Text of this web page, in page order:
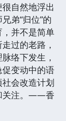
自然地浮出
弟“归位”的
并不是简单
过的老路，
络下发生，
变动中的语
会改造计划
关注。——香